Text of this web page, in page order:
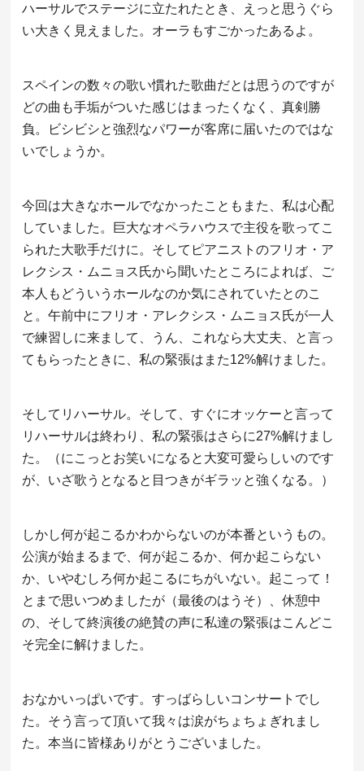
ハーサルでステージに立たれたとき、えっと思うぐら
い大きく見えました。オーラもすごかったあるよ。
スペインの数々の歌い慣れた歌曲だとは思うのですが
どの曲も手垢がついた感じはまったくなく、真剣勝
負。ビシビシと強烈なパワーが客席に届いたのではな
いでしょうか。
今回は大きなホールでなかったこともまた、私は心配
していました。巨大なオペラハウスで主役を歌ってこ
られた大歌手だけに。そしてピアニストのフリオ・ア
レクシス・ムニョス氏から聞いたところによれば、ご
本人もどういうホールなのか気にされていたとのこ
と。午前中にフリオ・アレクシス・ムニョス氏が一人
で練習しに来まして、うん、これなら大丈夫、と言っ
てもらったときに、私の緊張はまた12%解けました。
そしてリハーサル。そして、すぐにオッケーと言って
リハーサルは終わり、私の緊張はさらに27%解けまし
た。（にこっとお笑いになると大変可愛らしいのです
が、いざ歌うとなると目つきがギラッと強くなる。）
しかし何が起こるかわからないのが本番というもの。
公演が始まるまで、何が起こるか、何か起こらない
か、いやむしろ何か起こるにちがいない。起こって！
とまで思いつめましたが（最後のはうそ）、休憩中
の、そして終演後の絶賛の声に私達の緊張はこんどこ
そ完全に解けました。
おなかいっぱいです。すっばらしいコンサートでし
た。そう言って頂いて我々は涙がちょちょぎれまし
た。本当に皆様ありがとうございました。